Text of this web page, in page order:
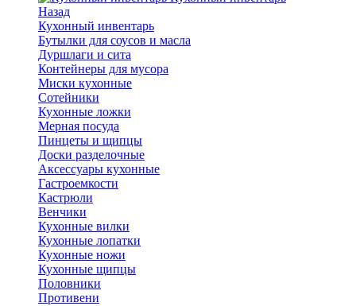
Назад
Кухонный инвентарь
Бутылки для соусов и масла
Дуршлаги и сита
Контейнеры для мусора
Миски кухонные
Сотейники
Кухонные ложки
Мерная посуда
Пинцеты и щипцы
Доски разделочные
Аксессуары кухонные
Гастроемкости
Кастрюли
Венчики
Кухонные вилки
Кухонные лопатки
Кухонные ножи
Кухонные щипцы
Половники
Противени